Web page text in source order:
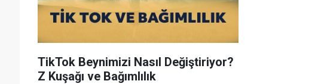
TikTok Beynimizi Nasıl Değiştiriyor?
Z Kuşağı ve Bağımlılık